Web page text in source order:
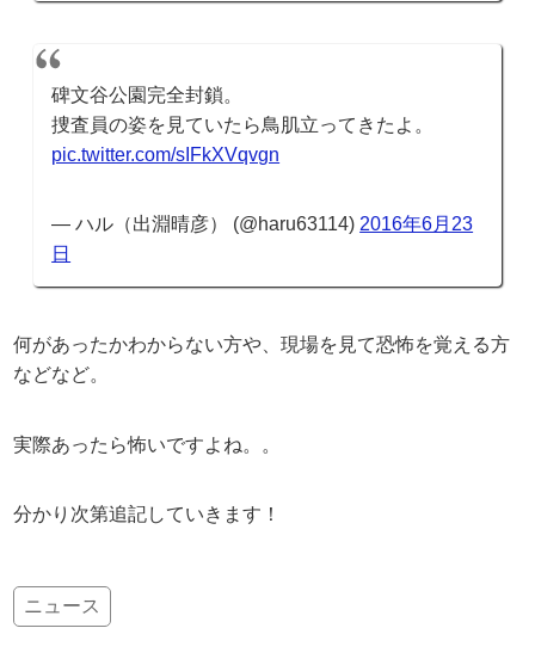
碑文谷公園完全封鎖。
捜査員の姿を見ていたら鳥肌立ってきたよ。
pic.twitter.com/sIFkXVqvgn
— ハル（出淵晴彦） (@haru63114) 2016年6月23
日
何があったかわからない方や、現場を見て恐怖を覚える方
などなど。
実際あったら怖いですよね。。
分かり次第追記していきます！
ニュース